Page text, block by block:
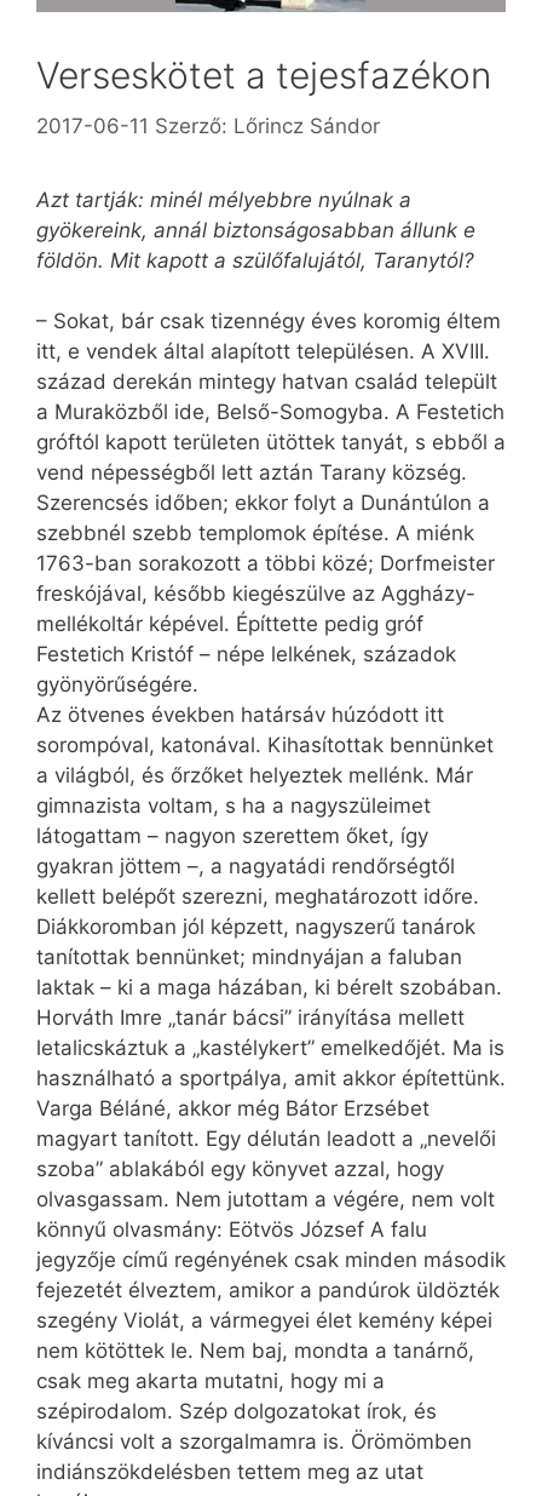
Verseskötet a tejesfazékon
2017-06-11 Szerző: Lőrincz Sándor
Azt tartják: minél mélyebbre nyúlnak a
gyökereink, annál biztonságosabban állunk e
földön. Mit kapott a szülőfalujától, Taranytól?
– Sokat, bár csak tizennégy éves koromig éltem
itt, e vendek által alapított településen. A XVIII.
század derekán mintegy hatvan család települt
a Muraközből ide, Belső-Somogyba. A Festetich
gróftól kapott területen ütöttek tanyát, s ebből a
vend népességből lett aztán Tarany község.
Szerencsés időben; ekkor folyt a Dunántúlon a
szebbnél szebb templomok építése. A miénk
1763-ban sorakozott a többi közé; Dorfmeister
freskójával, később kiegészülve az Aggházy-
mellékoltár képével. Építtette pedig gróf
Festetich Kristóf – népe lelkének, századok
gyönyörűségére.
Az ötvenes években határsáv húzódott itt
sorompóval, katonával. Kihasítottak bennünket
a világból, és őrzőket helyeztek mellénk. Már
gimnazista voltam, s ha a nagyszüleimet
látogattam – nagyon szerettem őket, így
gyakran jöttem –, a nagyatádi rendőrségtől
kellett belépőt szerezni, meghatározott időre.
Diákkoromban jól képzett, nagyszerű tanárok
tanítottak bennünket; mindnyájan a faluban
laktak – ki a maga házában, ki bérelt szobában.
Horváth Imre „tanár bácsi” irányítása mellett
letalicskáztuk a „kastélykert” emelkedőjét. Ma is
használható a sportpálya, amit akkor építettünk.
Varga Béláné, akkor még Bátor Erzsébet
magyart tanított. Egy délután leadott a „nevelői
szoba” ablakából egy könyvet azzal, hogy
olvasgassam. Nem jutottam a végére, nem volt
könnyű olvasmány: Eötvös József A falu
jegyzője című regényének csak minden második
fejezetét élveztem, amikor a pandúrok üldözték
szegény Violát, a vármegyei élet kemény képei
nem kötöttek le. Nem baj, mondta a tanárnő,
csak meg akarta mutatni, hogy mi a
szépirodalom. Szép dolgozatokat írok, és
kíváncsi volt a szorgalmamra is. Örömömben
indiánszökdelésben tettem meg az utat